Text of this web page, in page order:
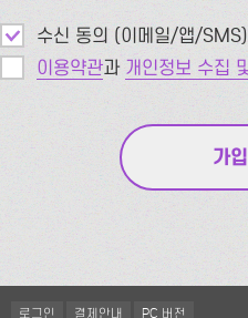
수신 동의 (이메일/앱/SMS)
이용약관과 개인정보 수집
로그인 결제안내 PC 버전